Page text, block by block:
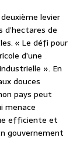
levier
de
« Le défi pour
d’une
». En
douces
pays peut
menace
efficiente et
gouvernement